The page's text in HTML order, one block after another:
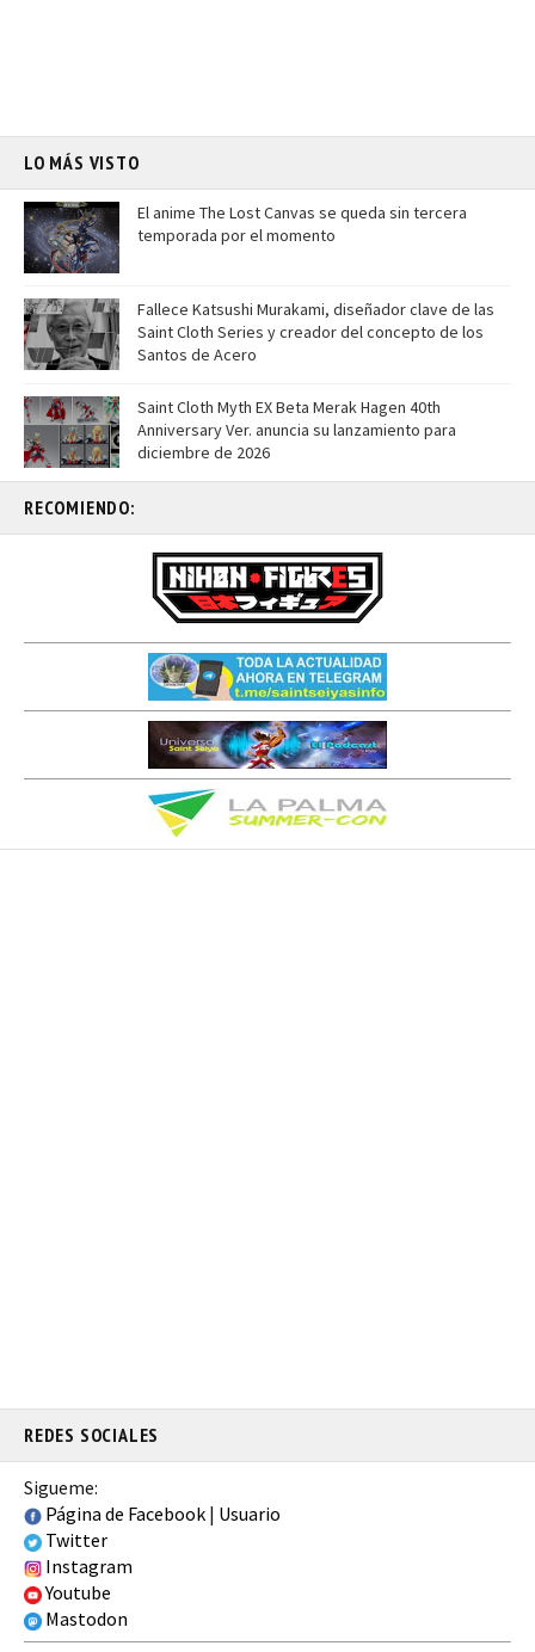
LO MÁS VISTO
El anime The Lost Canvas se queda sin tercera
temporada por el momento
Fallece Katsushi Murakami, diseñador clave de las
Saint Cloth Series y creador del concepto de los
Santos de Acero
Saint Cloth Myth EX Beta Merak Hagen 40th
Anniversary Ver. anuncia su lanzamiento para
diciembre de 2026
RECOMIENDO:
REDES SOCIALES
Sigueme:
Página de Facebook | Usuario
Twitter
Instagram
Youtube
Mastodon